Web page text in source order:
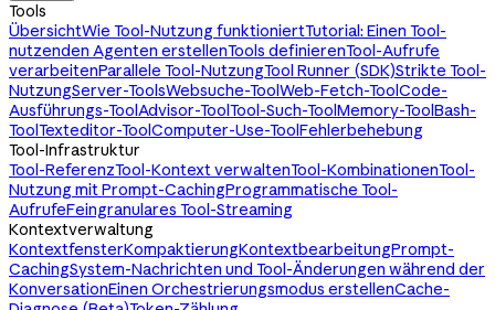
Tools
ÜbersichtWie Tool-Nutzung funktioniertTutorial: Einen Tool-
nutzenden Agenten erstellenTools definierenTool-Aufrufe
verarbeitenParallele Tool-NutzungTool Runner (SDK)Strikte Tool-
NutzungServer-ToolsWebsuche-ToolWeb-Fetch-ToolCode-
Ausführungs-ToolAdvisor-ToolTool-Such-ToolMemory-ToolBash-
ToolTexteditor-ToolComputer-Use-ToolFehlerbehebung
Tool-Infrastruktur
Tool-ReferenzTool-Kontext verwaltenTool-KombinationenTool-
Nutzung mit Prompt-CachingProgrammatische Tool-
AufrufeFeingranulares Tool-Streaming
Kontextverwaltung
KontextfensterKompaktierungKontextbearbeitungPrompt-
CachingSystem-Nachrichten und Tool-Änderungen während der
KonversationEinen Orchestrierungsmodus erstellenCache-